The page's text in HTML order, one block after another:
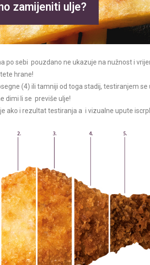
zamijeniti ulje?
po sebi pouzdano ne ukazuje na nužnost i
hrane!
(4) ili tamniji od toga stadij, testiranjem
dimi li se previše ulje!
ako i rezultat testiranja a i vizualne upute